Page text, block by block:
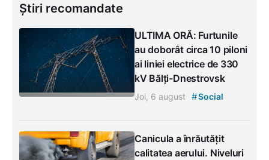
Știri recomandate
ULTIMA ORĂ: Furtunile
au doborât circa 10 piloni
ai liniei electrice de 330
kV Bălți-Dnestrovsk
Joi, 6 august #Social
Canicula a înrăutățit
calitatea aerului. Niveluri